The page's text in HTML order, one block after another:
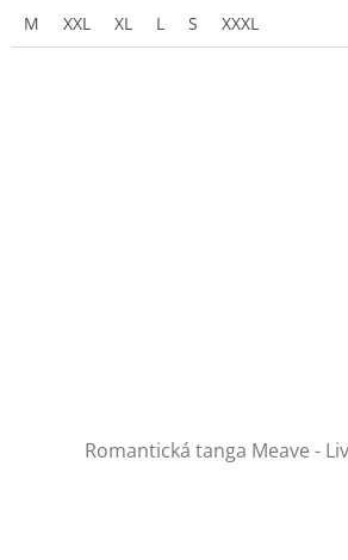
M XXL XL L S XXXL
Romantická tanga Meave -